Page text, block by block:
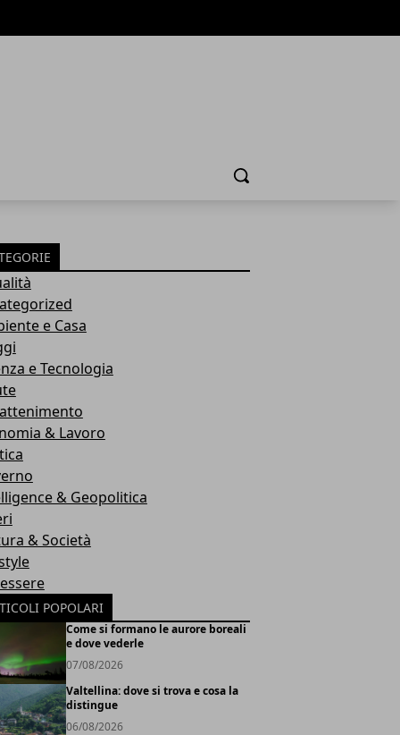
Cerca
e Casa
e Tecnologia
& Lavoro
& Geopolitica
& Società
POPOLARI
Come si formano le aurore boreali
e dove vederle
07/08/2026
Valtellina: dove si trova e cosa la
distingue
06/08/2026